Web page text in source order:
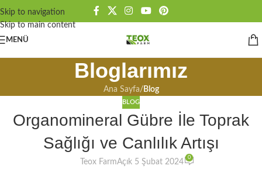
Skip to navigation
Skip to main content
MENÜ
Bloglarımız
Ana Sayfa/ Blog
BLOG
Organomineral Gübre İle Toprak
Sağlığı ve Canlılık Artışı
Teox FarmAçık 5 Şubat 2024
0